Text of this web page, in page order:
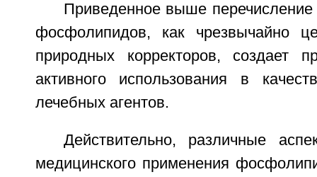
Приведенное выше перечисление
фосфолипидов, как чрезвычайно
природных корректоров, создает
активного использования в
лечебных агентов.
Действительно, различные
медицинского применения